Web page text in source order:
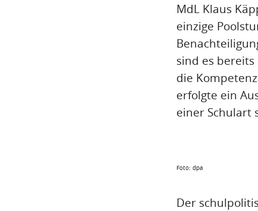
MdL Klaus
einzige
sind es
die
erfolgte ein
einer Schulart
Foto: dpa
Der